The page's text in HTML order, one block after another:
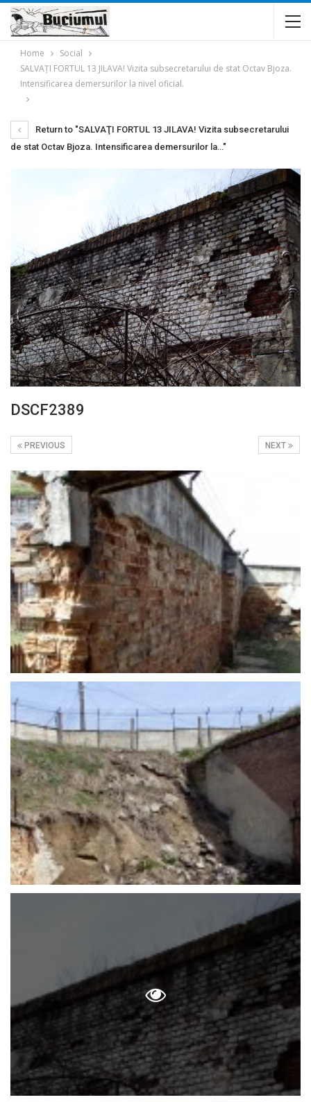
Home
Social
SALVAŢI FORTUL 13 JILAVA! Vizita subsecretarului de stat Octav Bjoza.
Intensificarea demersurilor la nivel oficial.
Return to "SALVAŢI FORTUL 13 JILAVA! Vizita subsecretarului
de stat Octav Bjoza. Intensificarea demersurilor la…"
DSCF2389
NEXT
PREVIOUS